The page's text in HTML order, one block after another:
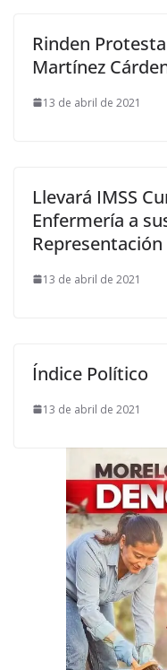
Rinden
Martínez
13 de abril de 2021
Llevará IMSS
Enfermería a
13 de abril de 2021
Índice Político
13 de abril de 2021